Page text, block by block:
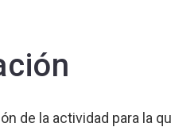
de la actividad para la